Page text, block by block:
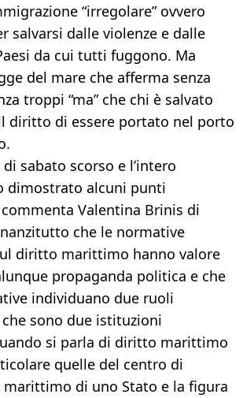
“irregolare” ovvero
salvarsi dalle violenze e dalle
da cui tutti fuggono. Ma
del mare che afferma senza
troppi “ma” che chi è salvato
diritto di essere portato nel porto
sabato scorso e l’intero
dimostrato alcuni punti
Valentina Brinis di
che le normative
diritto marittimo hanno valore
propaganda politica e che
individuano due ruoli
sono due istituzioni
si parla di diritto marittimo
quelle del centro di
di uno Stato e la figura